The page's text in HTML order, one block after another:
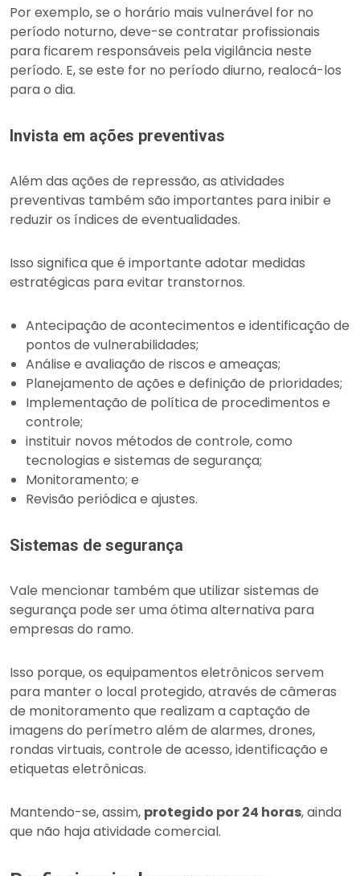
Por exemplo, se o horário mais vulnerável for no
período noturno, deve-se contratar profissionais
para ficarem responsáveis pela vigilância neste
período. E, se este for no período diurno, realocá-los
para o dia.
Invista em ações preventivas
Além das ações de repressão, as atividades
preventivas também são importantes para inibir e
reduzir os índices de eventualidades.
Isso significa que é importante adotar medidas
estratégicas para evitar transtornos.
Antecipação de acontecimentos e identificação de
pontos de vulnerabilidades;
Análise e avaliação de riscos e ameaças;
Planejamento de ações e definição de prioridades;
Implementação de política de procedimentos e
controle;
instituir novos métodos de controle, como
tecnologias e sistemas de segurança;
Monitoramento; e
Revisão periódica e ajustes.
Sistemas de segurança
Vale mencionar também que utilizar sistemas de
segurança pode ser uma ótima alternativa para
empresas do ramo.
Isso porque, os equipamentos eletrônicos servem
para manter o local protegido, através de câmeras
de monitoramento que realizam a captação de
imagens do perímetro além de alarmes, drones,
rondas virtuais, controle de acesso, identificação e
etiquetas eletrônicas.
Mantendo-se, assim, protegido por 24 horas, ainda
que não haja atividade comercial.